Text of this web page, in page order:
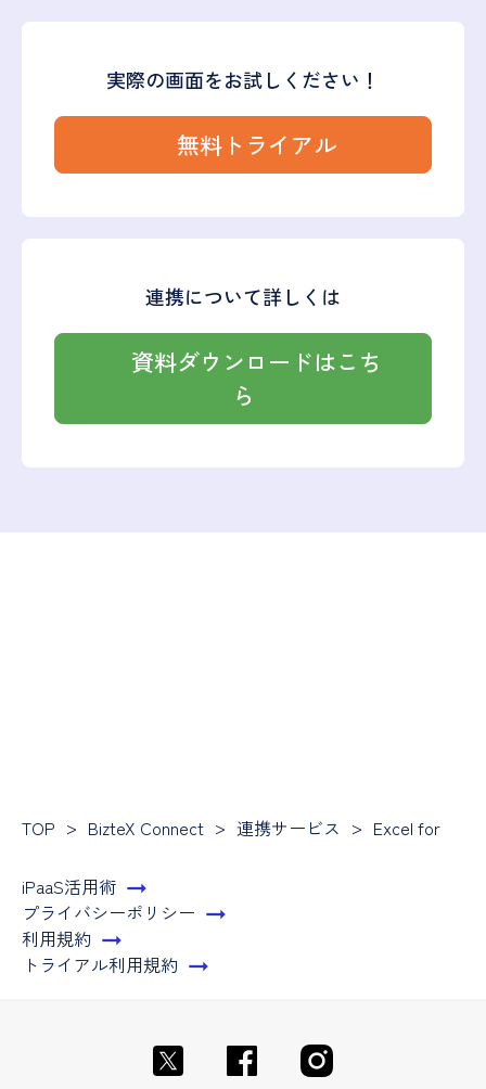
実際の画面をお試しください！
無料トライアル
連携について詳しくは
資料ダウンロードはこち
ら
TOP BizteX Connect 連携サービス Excel for the
iPaaS活用術
プライバシーポリシー
利用規約
トライアル利用規約